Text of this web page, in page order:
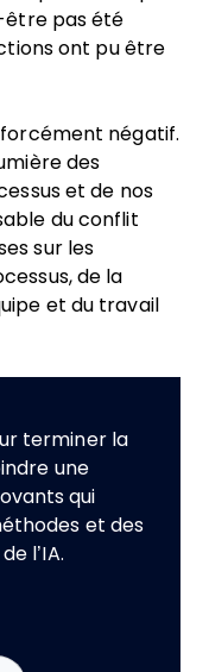
être pas été
ont pu être
négatif.
des
et de nos
du conflit
sur les
de la
et du travail
terminer la
une
qui
et des
l’IA.